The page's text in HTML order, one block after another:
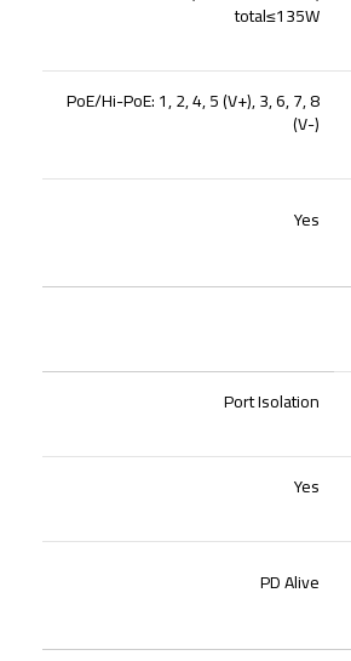
total≤135W
PoE/Hi-PoE: 1, 2, 4, 5 (V+), 3, 6, 7, 8
(V-)
Yes
Port Isolation
Yes
PD Alive